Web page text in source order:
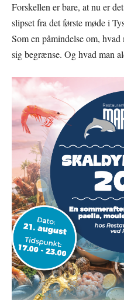
Forskellen er bare, at nu er
slipset fra det første møde i
Som en påmindelse om,
sig begrænse. Og hvad man